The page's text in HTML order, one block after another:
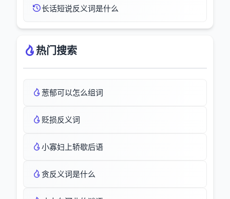
长话短说反义词是什么
热门搜索
葱郁可以怎么组词
贬损反义词
小寡妇上轿歇后语
贪反义词是什么